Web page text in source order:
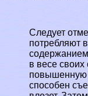
Следует
потрeбляют
в весе
повышенную
способен